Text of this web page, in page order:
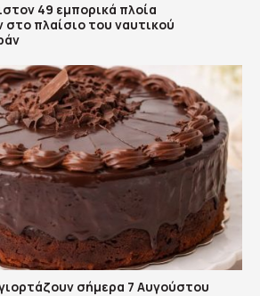
49 εμπορικά πλοία
πλαίσιο του ναυτικού
σήμερα 7 Αυγούστου